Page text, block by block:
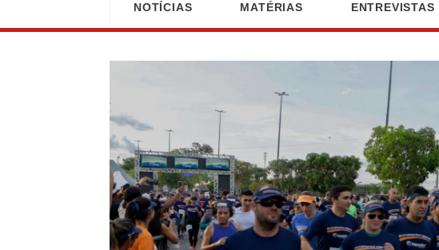
NOTÍCIAS MATÉRIAS ENTREVISTAS